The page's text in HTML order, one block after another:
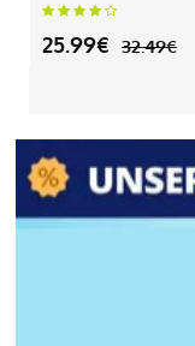
25.99€ 32.49€